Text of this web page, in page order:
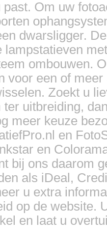
Om uw
dwarsligger.
lampstatieven
ombouwen.
voor een of
Zoekt u
uitbreiding,
meer keuze
en
en
bij ons daarom
als iDeal,
u extra
op de website.
en laat u